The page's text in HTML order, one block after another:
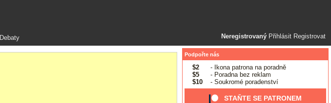
Neregistrovaný Přihlásit Registrovat
Debaty
Podpořte nás
$2
- Ikona patrona na poradně
$5
- Poradna bez reklam
$10
- Soukromé poradenství
STAŇTE SE PATRONEM